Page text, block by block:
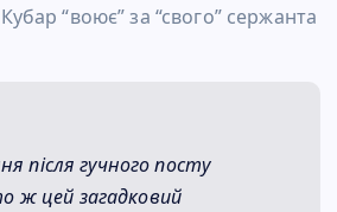
“воює” за “свого” сержанта
після гучного посту
ж цей загадковий